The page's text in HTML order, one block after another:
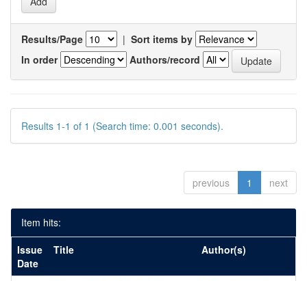
Results/Page | Sort items by
In order
Authors/record
Results 1-1 of 1 (Search time: 0.001 seconds).
previous 1 next
Item hits:
Issue
Date
Title Author(s)